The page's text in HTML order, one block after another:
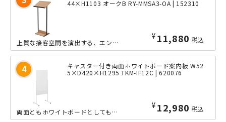
44×H1103 オークB RY-MMSA3-OA | 152310
¥ 11,880 税込
上質な接客空間を演出する、エントランス向け家具「Meets」シリーズのメニュース...
キャスター付き両面ホワイトボード案内板 W52
5×D420×H1295 TKM-IF12C | 620076
¥ 12,980 税込
両面ともホワイトボードとしても使える、案内板となっております。椅子に座ったままで...